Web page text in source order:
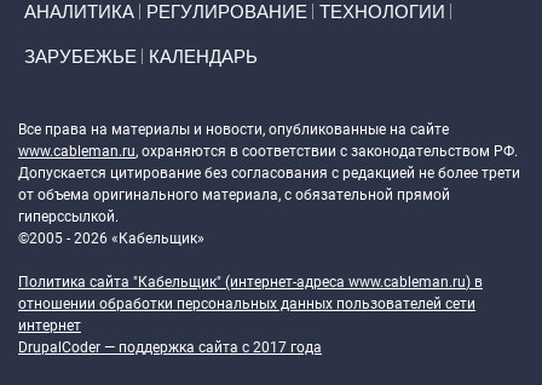
АНАЛИТИКА РЕГУЛИРОВАНИЕ ТЕХНОЛОГИИ
ЗАРУБЕЖЬЕ КАЛЕНДАРЬ
Все права на материалы и новости, опубликованные на сайте
www.cableman.ru, охраняются в соответствии с законодательством РФ.
Допускается цитирование без согласования с редакцией не более трети
от объема оригинального материала, с обязательной прямой
гиперссылкой.
©2005 - 2026 «Кабельщик»
Политика сайта "Кабельщик" (интернет-адреса www.cableman.ru) в
отношении обработки персональных данных пользователей сети
интернет
DrupalCoder — поддержка сайта c 2017 года